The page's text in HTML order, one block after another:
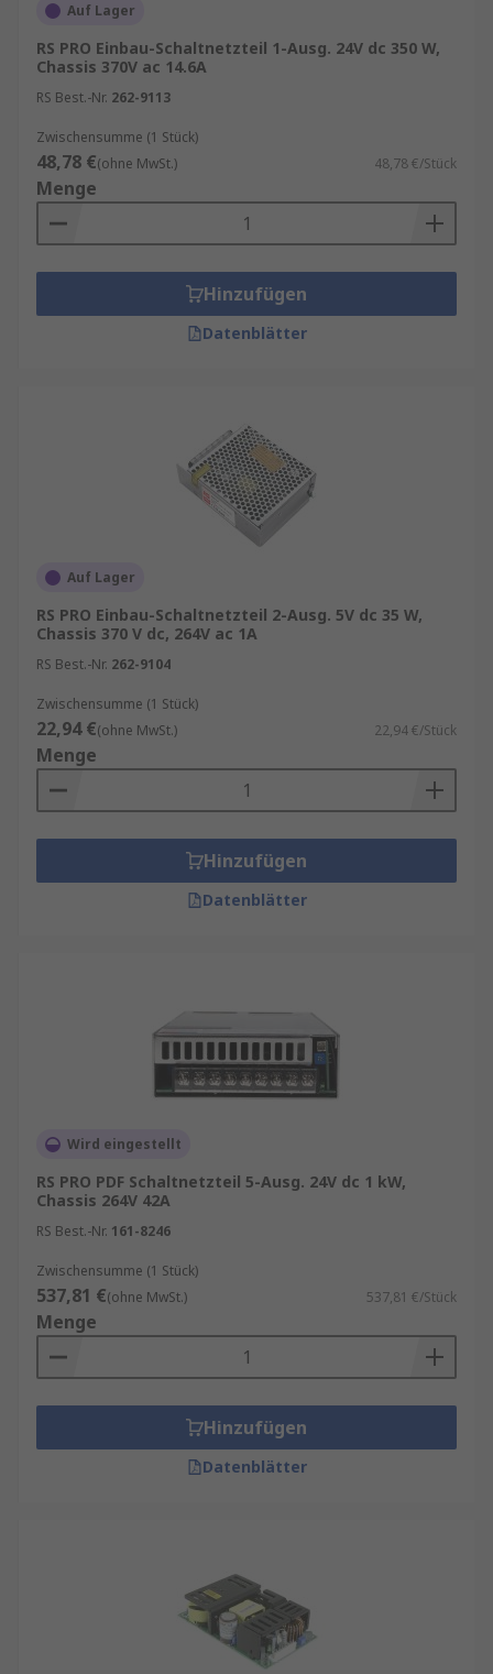
Auf Lager
RS PRO Einbau-Schaltnetzteil 1-Ausg. 24V dc 350 W,
Chassis 370V ac 14.6A
RS Best.-Nr. 262-9113
Zwischensumme (1 Stück)
48,78 €(ohne MwSt.) 48,78 €/Stück
Menge
Hinzufügen
Datenblätter
Auf Lager
RS PRO Einbau-Schaltnetzteil 2-Ausg. 5V dc 35 W,
Chassis 370 V dc, 264V ac 1A
RS Best.-Nr. 262-9104
Zwischensumme (1 Stück)
22,94 €(ohne MwSt.) 22,94 €/Stück
Menge
Hinzufügen
Datenblätter
Wird eingestellt
RS PRO PDF Schaltnetzteil 5-Ausg. 24V dc 1 kW,
Chassis 264V 42A
RS Best.-Nr. 161-8246
Zwischensumme (1 Stück)
537,81 €(ohne MwSt.) 537,81 €/Stück
Menge
Hinzufügen
Datenblätter